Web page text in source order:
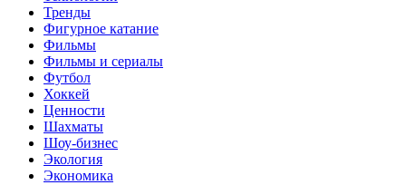
Тренды
Фигурное катание
Фильмы
Фильмы и сериалы
Футбол
Хоккей
Ценности
Шахматы
Шоу-бизнес
Экология
Экономика